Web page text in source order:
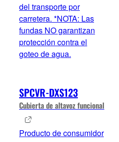
del transporte por
carretera. *NOTA: Las
fundas NO garantizan
protección contra el
goteo de agua.
SPCVR-DXS123
Cubierta de altavoz funcional
Producto de consumidor